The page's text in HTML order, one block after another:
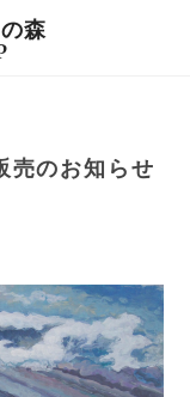
森
売のお知らせ